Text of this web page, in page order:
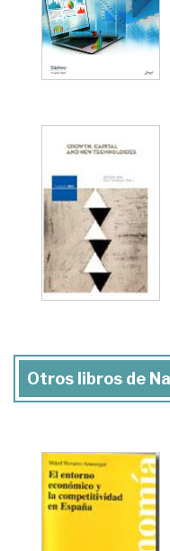
Otros libros de